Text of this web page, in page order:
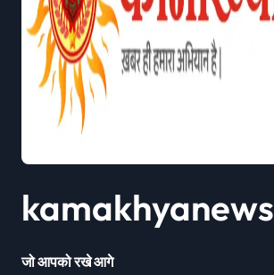
kamakhyanews
जो आपको रखे आगे